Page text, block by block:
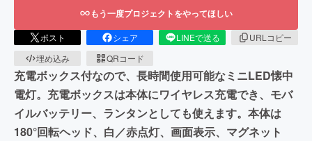
もう一度プロジェクトをやってほしい
ポスト シェア LINEで送る
URLコピー
埋め込み
QRコード
充電ボックス付なので、長時間使用可能なミニLED懐中
電灯。充電ボックスは本体にワイヤレス充電でき、モバ
イルバッテリー、ランタンとしても使えます。本体は
180°回転ヘッド、白／赤点灯、画面表示、マグネット